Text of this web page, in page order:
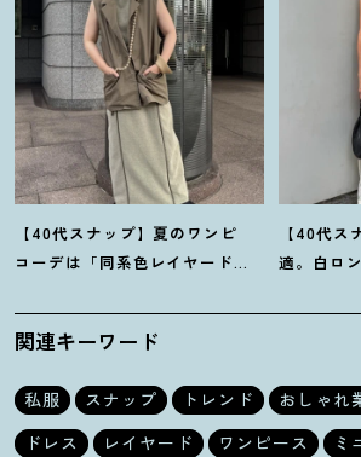
【40代スナップ】夏のワンピ
コーデは「同系色レイヤード」
さん
【40代ス
適。白ロ
美緒さん
関連キーワード
私服 スナップ トレンド おしゃれ
ドレス
レイヤード ワンピース ミ